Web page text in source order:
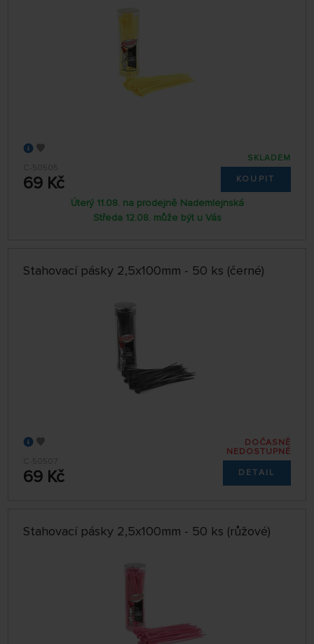
C-50505
69 Kč
SKLADEM
KOUPIT
Úterý 11.08. na prodejně Nademlejnská
Středa 12.08. může být u Vás
Stahovací pásky 2,5x100mm - 50 ks (černé)
C-50507
69 Kč
DOČASNĚ
NEDOSTUPNÉ
DETAIL
Stahovací pásky 2,5x100mm - 50 ks (růžové)